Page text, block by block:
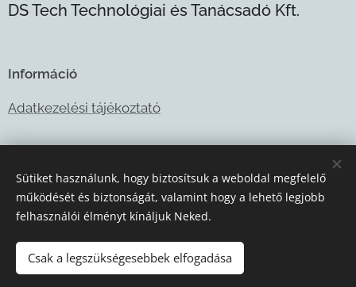
DS Tech Technológiai és Tanácsadó Kft.
Információ
Adatkezelési tájékoztató
info@dstech.hu
Telefonszám: +36 1 28 545750
Sütik
Sütiket használunk, hogy biztosítsuk a weboldal megfelelő
működését és biztonságát, valamint hogy a lehető legjobb
felhasználói élményt kínáljuk Neked.
Csak a legszükségesebbek elfogadása